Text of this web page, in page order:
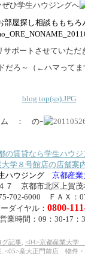
ひ学生ハウジングへ
部屋探し相談ももちろ
サポートさせていただ
だろ～（←ハマってま
ム ： のｰ
の賃貸なら学生ハウジ
学８号館店の店舗案
ハウジング 京都産
７ 京都市北区上賀茂
702-6000 ＦＡＸ：
ダイヤル： 0800-
営業時間：09：30-17：
グ記事, <04>京都産業大
<05>産大正門前店 物件